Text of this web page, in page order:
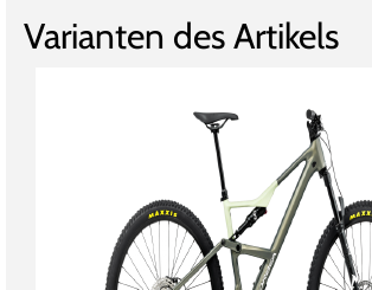
Varianten des Artikels